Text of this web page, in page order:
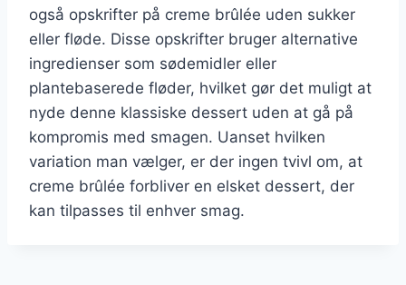
også opskrifter på creme brûlée uden sukker
eller fløde. Disse opskrifter bruger alternative
ingredienser som sødemidler eller
plantebaserede fløder, hvilket gør det muligt at
nyde denne klassiske dessert uden at gå på
kompromis med smagen. Uanset hvilken
variation man vælger, er der ingen tvivl om, at
creme brûlée forbliver en elsket dessert, der
kan tilpasses til enhver smag.